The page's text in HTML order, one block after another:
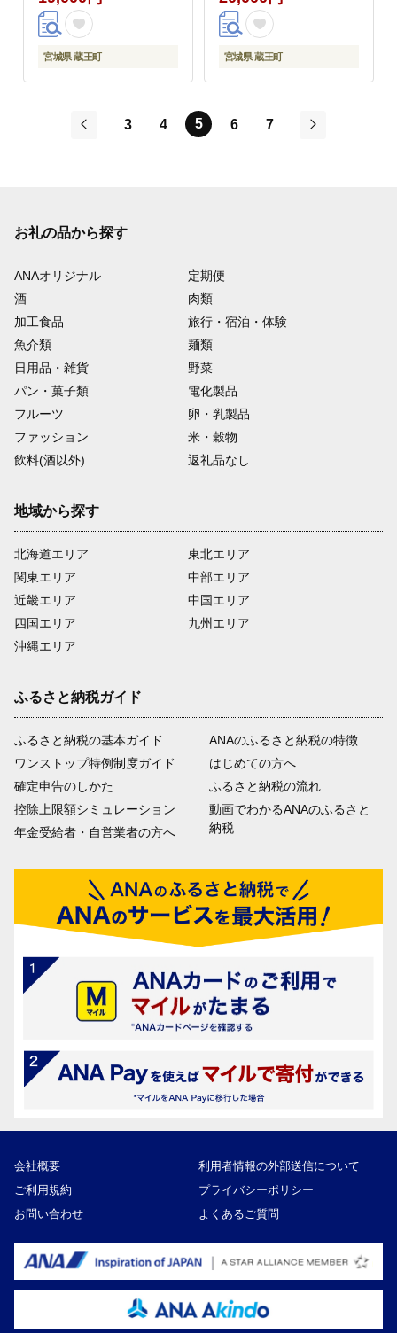
宮城県 蔵王町 宮城県 蔵王町
3 4 5 6
7
お礼の品から探す
ANAオリジナル
定期便
酒
肉類
加工食品
旅行・宿泊・体験
魚介類
麺類
日用品・雑貨
野菜
パン・菓子類
電化製品
フルーツ
卵・乳製品
ファッション
米・穀物
飲料(酒以外)
返礼品なし
地域から探す
北海道エリア
関東エリア
近畿エリア
四国エリア
沖縄エリア
東北エリア
中部エリア
中国エリア
九州エリア
ふるさと納税ガイド
ふるさと納税の基本ガイド
ワンストップ特例制度ガイド
確定申告のしかた
控除上限額シミュレーション
年金受給者・自営業者の方へ
ANAのふるさと納税の特徴
はじめての方へ
ふるさと納税の流れ
動画でわかるANAのふるさと
納税
会社概要
利用者情報の外部送信について
ご利用規約
プライバシーポリシー
お問い合わせ
よくあるご質問